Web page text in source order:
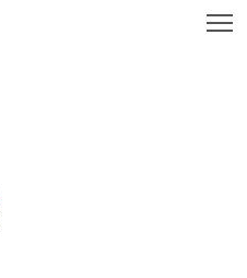
mit Behinderung: